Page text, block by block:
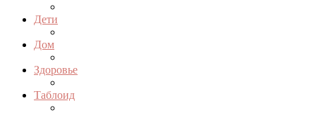
Дети
Дом
Здоровье
Таблоид